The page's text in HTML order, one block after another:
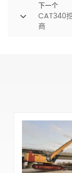
下一个
CAT340
商